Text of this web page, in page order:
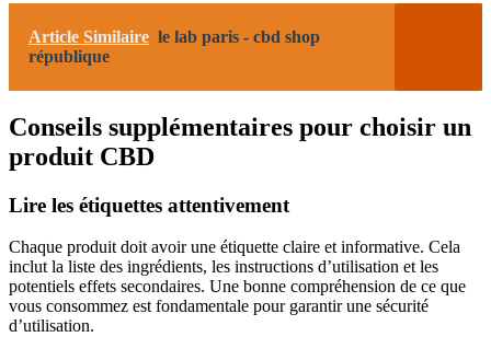
Article Similaire le lab paris - cbd shop
république
Conseils supplémentaires pour choisir un
produit CBD
Lire les étiquettes attentivement
Chaque produit doit avoir une étiquette claire et informative. Cela
inclut la liste des ingrédients, les instructions d’utilisation et les
potentiels effets secondaires. Une bonne compréhension de ce que
vous consommez est fondamentale pour garantir une sécurité
d’utilisation.